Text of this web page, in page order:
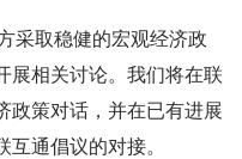
采取稳健的宏观经济政
展相关讨论。我们将在联
政策对话，并在已有进展
通倡议的对接。